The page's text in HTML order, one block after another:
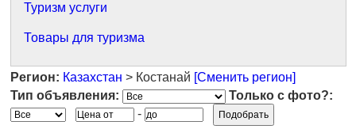
Туризм услуги
Товары для туризма
Регион: Казахстан > Костанай [Сменить регион]
Тип объявления:
Только с фото?:
-